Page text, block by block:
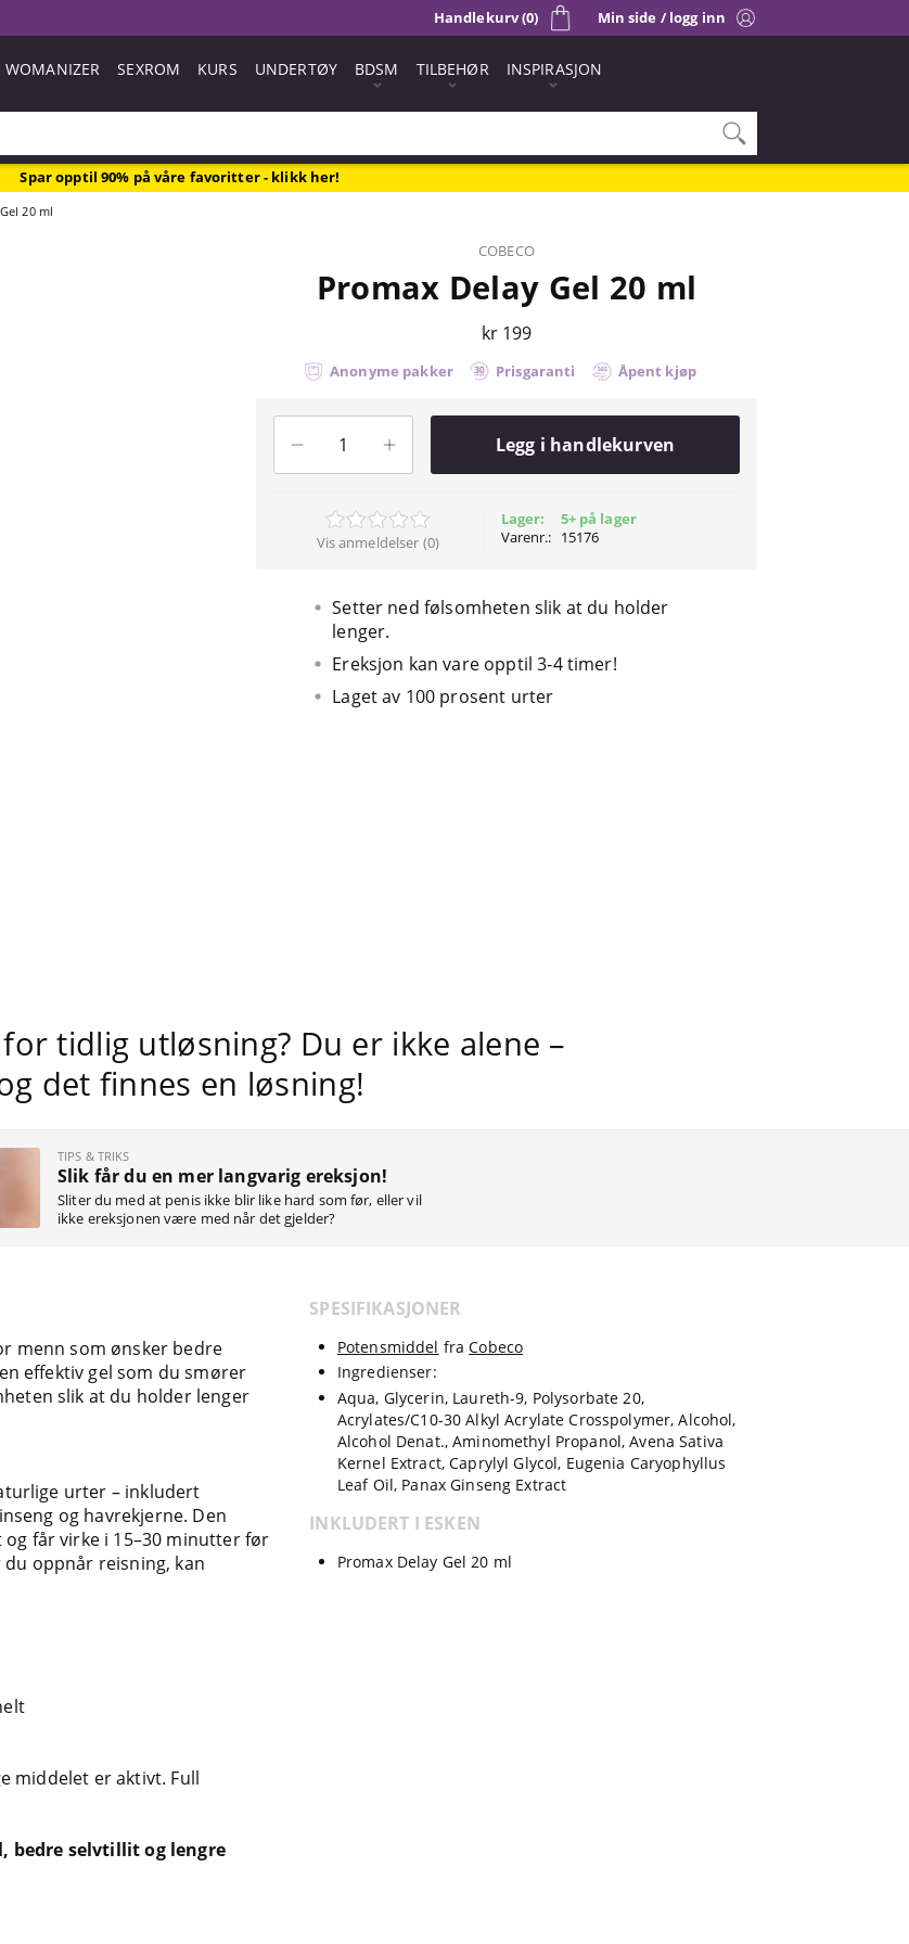
Min side / logg inn
Handlekurv (0)
WOMANIZER SEXROM KURS UNDERTØY BDSM TILBEHØR INSPIRASJON
Spar opptil 90% på våre favoritter - klikk her!
20 ml
COBECO
Promax Delay Gel 20 ml
kr 199
Anonyme pakker Prisgaranti Åpent kjøp
Legg i handlekurven
Vis anmeldelser (0)
Lager:
Varenr.:
5+ på lager
15176
Setter ned følsomheten slik at du holder
lenger.
Ereksjon kan vare opptil 3-4 timer!
Laget av 100 prosent urter
tidlig utløsning? Du er ikke alene –
det finnes en løsning!
TIPS & TRIKS
Slik får du en mer langvarig ereksjon!
Sliter du med at penis ikke blir like hard som før, eller vil
ikke ereksjonen være med når det gjelder?
menn som ønsker bedre
effektiv gel som du smører
slik at du holder lenger
urter – inkludert
og havrekjerne. Den
får virke i 15–30 minutter før
du oppnår reisning, kan
middelet er aktivt. Full
bedre selvtillit og lengre
SPESIFIKASJONER
Potensmiddel fraCobeco
Ingredienser:
Aqua, Glycerin, Laureth-9, Polysorbate 20,
Acrylates/C10-30 Alkyl Acrylate Crosspolymer, Alcohol,
Alcohol Denat., Aminomethyl Propanol, Avena Sativa
Kernel Extract, Caprylyl Glycol, Eugenia Caryophyllus
Leaf Oil, Panax Ginseng Extract
INKLUDERT I ESKEN
Promax Delay Gel 20 ml